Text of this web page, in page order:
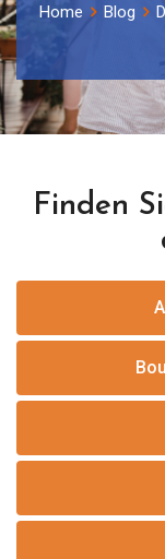
Home Blog
Finden